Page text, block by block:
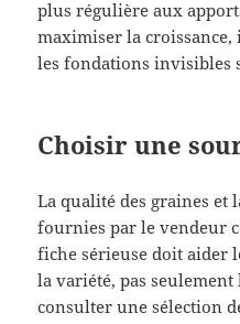
plus régulière aux
maximiser la croissance,
les fondations invisibles
Choisir une
La qualité des graines et
fournies par le vendeur
fiche sérieuse doit aider
la variété, pas
consulter une sélection